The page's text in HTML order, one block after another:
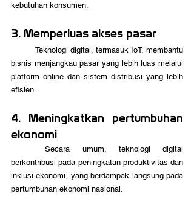
kebutuhan konsumen.
3. Memperluas akses pasar
bisnis menjangkau pasar yang lebih luas melalui
platform online dan sistem distribusi yang lebih
efisien.
4. Meningkatkan pertumbuhan
ekonomi
	Secara umum, teknologi digital
berkontribusi pada peningkatan produktivitas dan
inklusi ekonomi, yang berdampak langsung pada
pertumbuhan ekonomi nasional.